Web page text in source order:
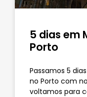
5 dias em
Porto
Passamos 5
no Porto com
voltamos para